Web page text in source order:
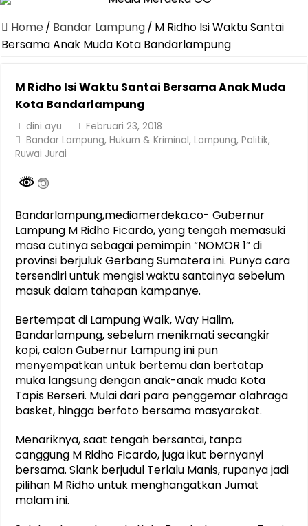
Home / Bandar Lampung/ M Ridho Isi Waktu Santai
Bersama Anak Muda Kota Bandarlampung
M Ridho Isi Waktu Santai Bersama Anak Muda
Kota Bandarlampung
dini ayu
Februari 23, 2018
Bandar Lampung,Hukum & Kriminal,Lampung,Politik,
Ruwai Jurai
Bandarlampung,mediamerdeka.co- Gubernur
Lampung M Ridho Ficardo, yang tengah memasuki
masa cutinya sebagai pemimpin “NOMOR 1” di
provinsi berjuluk Gerbang Sumatera ini. Punya cara
tersendiri untuk mengisi waktu santainya sebelum
masuk dalam tahapan kampanye.
Bertempat di Lampung Walk, Way Halim,
Bandarlampung, sebelum menikmati secangkir
kopi, calon Gubernur Lampung ini pun
menyempatkan untuk bertemu dan bertatap
muka langsung dengan anak-anak muda Kota
Tapis Berseri. Mulai dari para penggemar olahraga
basket, hingga berfoto bersama masyarakat.
Menariknya, saat tengah bersantai, tanpa
canggung M Ridho Ficardo, juga ikut bernyanyi
bersama. Slank berjudul Terlalu Manis, rupanya jadi
pilihan M Ridho untuk menghangatkan Jumat
malam ini.